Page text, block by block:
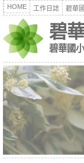
HOME 工作日誌 碧華
碧
碧華國